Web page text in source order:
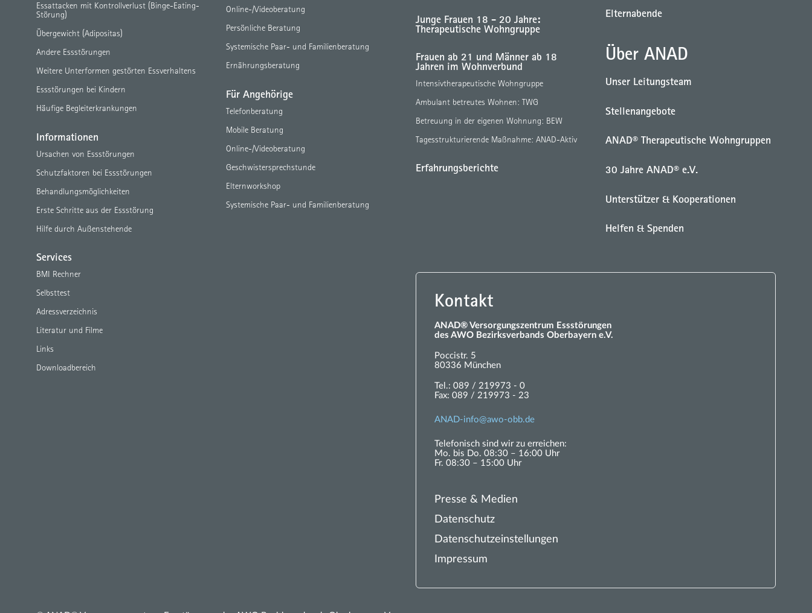
Essattacken mit Kontrollverlust (Binge-Eating-
Störung)
Übergewicht (Adipositas)
Andere Essstörungen
Weitere Unterformen gestörten Essverhaltens
Essstörungen bei Kindern
Häufige Begleiterkrankungen
Informationen
Ursachen von Essstörungen
Schutzfaktoren bei Essstörungen
Behandlungsmöglichkeiten
Erste Schritte aus der Essstörung
Hilfe durch Außenstehende
Services
BMI Rechner
Selbsttest
Adressverzeichnis
Literatur und Filme
Links
Downloadbereich
Online-/Videoberatung
Persönliche Beratung
Systemische Paar- und Familienberatung
Ernährungsberatung
Für Angehörige
Telefonberatung
Mobile Beratung
Online-/Videoberatung
Geschwistersprechstunde
Elternworkshop
Systemische Paar- und Familienberatung
Junge Frauen 18 - 20 Jahre:
Therapeutische Wohngruppe
Frauen ab 21 und Männer ab 18
Jahren im Wohnverbund
Intensivtherapeutische Wohngruppe
Ambulant betreutes Wohnen: TWG
Betreuung in der eigenen Wohnung: BEW
Tagesstrukturierende Maßnahme: ANAD-Aktiv
Erfahrungsberichte
Elternabende
Über ANAD
Unser Leitungsteam
Stellenangebote
ANAD® Therapeutische Wohngruppen
30 Jahre ANAD® e.V.
Unterstützer & Kooperationen
Helfen & Spenden
Kontakt
ANAD® Versorgungszentrum Essstörungen
des AWO Bezirksverbands Oberbayern e.V.
Poccistr. 5
80336 München
Tel.: 089 / 219973 - 0
Fax: 089 / 219973 - 23
ANAD- nf w - bb d
Telefonisch sind wir zu erreichen:
Mo. bis Do. 08:30 – 16:00 Uhr
Fr. 08:30 – 15:00 Uhr
Presse & Medien
Datenschutz
Datenschutzeinstellungen
Impressum